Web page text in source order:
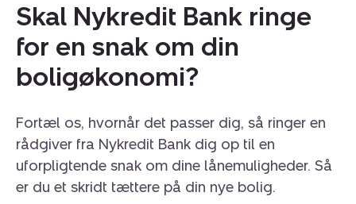
Skal Nykredit Bank ringe
for en snak om din
boligøkonomi?
Fortæl os, hvornår det passer dig, så ringer en
rådgiver fra Nykredit Bank dig op til en
uforpligtende snak om dine lånemuligheder. Så
er du et skridt tættere på din nye bolig.